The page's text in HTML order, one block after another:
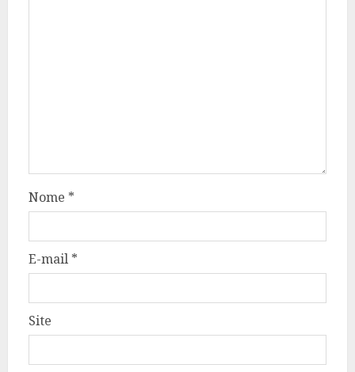
Nome *
E-mail *
Site